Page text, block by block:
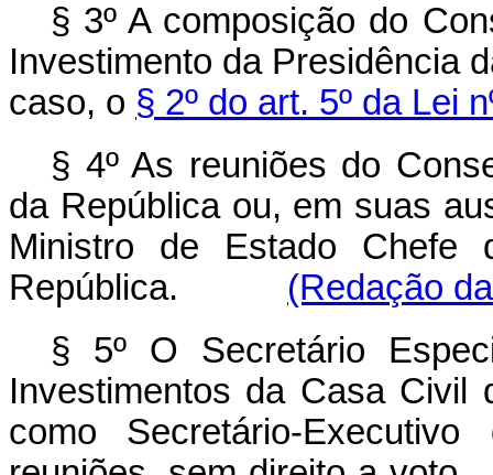
§ 3º A composição do
Investimento da Presidência
caso, o § 2º do art. 5º da Lei
§ 4º As reuniões do
da República ou, em suas
Ministro de Estado Chefe
República. (Redação
§ 5º O Secretário
Investimentos da Casa Civil
como Secretário-